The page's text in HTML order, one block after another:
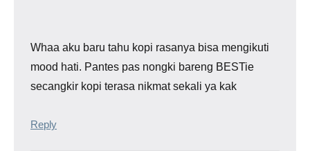
Whaa aku baru tahu kopi rasanya bisa mengikuti
mood hati. Pantes pas nongki bareng BESTie
secangkir kopi terasa nikmat sekali ya kak
Reply